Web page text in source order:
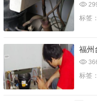
标签：
福州
标签：